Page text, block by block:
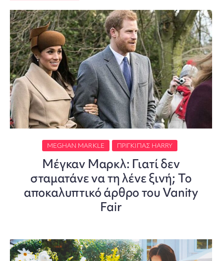
MEGHAN MARKLE ΠΡΊΓΚΙΠΑΣ HARRY
Μέγκαν Μαρκλ: Γιατί δεν
σταματάνε να τη λένε ξινή; Το
αποκαλυπτικό άρθρο του Vanity
Fair